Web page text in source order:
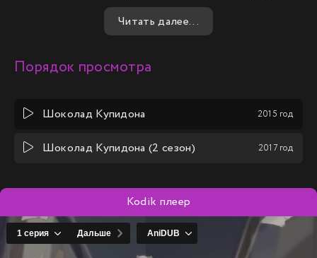
восторга до грусти и отчаяния. Каждое мгновение
насыщено переживаниями, и зритель погружается в мир,
Читать далее...
Порядок просмотра
Шоколад Купидона 2015 год
Шоколад Купидона (2 сезон) 2017 год
Kodik плеер